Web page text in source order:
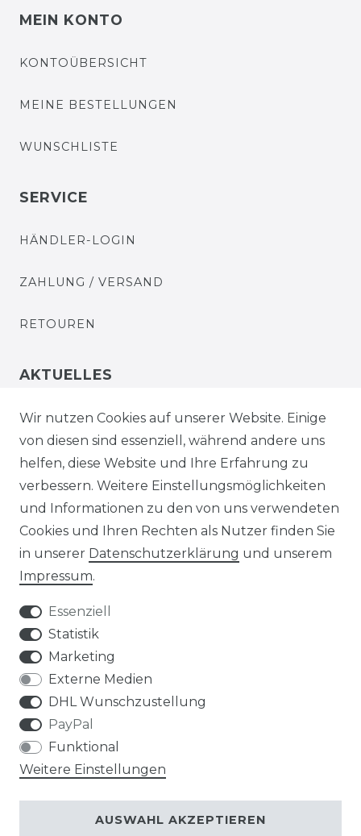
MEIN KONTO
KONTOÜBERSICHT
MEINE BESTELLUNGEN
WUNSCHLISTE
SERVICE
HÄNDLER-LOGIN
ZAHLUNG / VERSAND
RETOUREN
AKTUELLES
STELLENANGEBOTE
NEWSLETTER
Impressum
AGB
VERTRAG WIDERRUFEN
Wir nutzen Cookies auf unserer Website. Einige
von diesen sind essenziell, während andere uns
helfen, diese Website und Ihre Erfahrung zu
verbessern. Weitere Einstellungsmöglichkeiten
und Informationen zu den von uns verwendeten
Cookies und Ihren Rechten als Nutzer finden Sie
in unserer Daten­schutz­erklärung und unserem
Impressum.
Essenziell
Statistik
Marketing
Externe Medien
DHL Wunschzustellung
PayPal
Funktional
Weitere Einstellungen
AUSWAHL AKZEPTIEREN